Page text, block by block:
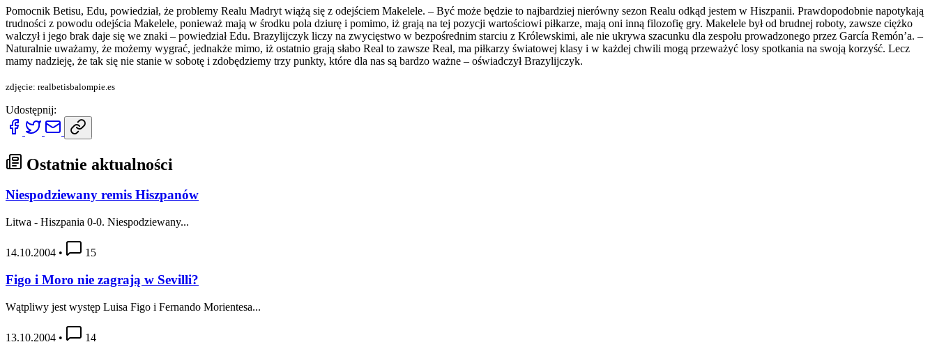
Pomocnik Betisu, Edu, powiedział, że problemy Realu Madryt wiążą się z odejściem Makelele. – Być może będzie to najbardziej nierówny sezon Realu odkąd jestem w Hiszpanii. Prawdopodobnie napotykają
trudności z powodu odejścia Makelele, ponieważ mają w środku pola dziurę i pomimo, iż grają na tej pozycji wartościowi piłkarze, mają oni inną filozofię gry. Makelele był od brudnej roboty, zawsze ciężko
walczył i jego brak daje się we znaki – powiedział Edu. Brazylijczyk liczy na zwycięstwo w bezpośrednim starciu z Królewskimi, ale nie ukrywa szacunku dla zespołu prowadzonego przez García Remón’a. –
Naturalnie uważamy, że możemy wygrać, jednakże mimo, iż ostatnio grają słabo Real to zawsze Real, ma piłkarzy światowej klasy i w każdej chwili mogą przeważyć losy spotkania na swoją korzyść. Lecz
mamy nadzieję, że tak się nie stanie w sobotę i zdobędziemy trzy punkty, które dla nas są bardzo ważne – oświadczył Brazylijczyk.
zdjęcie: realbetisbalompie.es
Udostępnij:
Ostatnie aktualności
Niespodziewany remis Hiszpanów
Litwa - Hiszpania 0-0. Niespodziewany...
14.10.2004 • 15
Figo i Moro nie zagrają w Sevilli?
Wątpliwy jest występ Luisa Figo i Fernando Morientesa...
13.10.2004 • 14